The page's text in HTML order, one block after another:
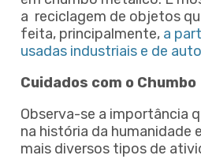
a reciclagem de objetos
feita, principalmente, a
usadas industriais e de
Cuidados com o Chumbo
Observa-se a importância
na história da humanidade
mais diversos tipos de